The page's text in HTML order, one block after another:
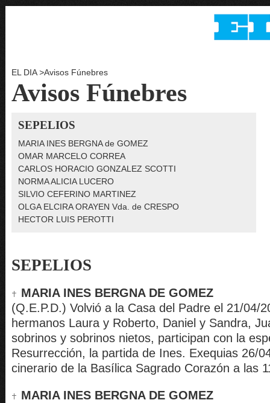
EL DIA >Avisos Fúnebres
Avisos Fúnebres
SEPELIOS
MARIA INES BERGNA de GOMEZ
OMAR MARCELO CORREA
CARLOS HORACIO GONZALEZ SCOTTI
NORMA ALICIA LUCERO
SILVIO CEFERINO MARTINEZ
OLGA ELCIRA ORAYEN Vda. de CRESPO
HECTOR LUIS PEROTTI
SEPELIOS
MARIA INES BERGNA DE GOMEZ
(Q.E.P.D.) Volvió a la Casa del Padre el 21/04/
hermanos Laura y Roberto, Daniel y Sandra,
sobrinos y sobrinos nietos, participan con la
Resurrección, la partida de Ines. Exequias 26/
cinerario de la Basílica Sagrado Corazón a las
MARIA INES BERGNA DE GOMEZ